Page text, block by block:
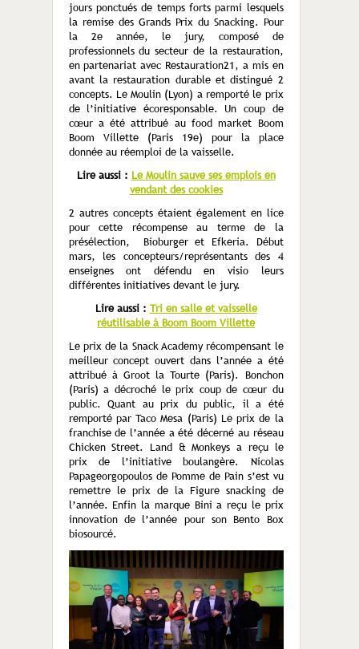
jours ponctués de temps forts parmi lesquels
la remise des Grands Prix du Snacking. Pour
la 2eannée, le jury, composé de
professionnels du secteur de la restauration,
en partenariat avec Restauration21, a mis en
avant la restauration durable et distingué 2
concepts. Le Moulin (Lyon) a remporté le prix
de l’initiative écoresponsable. Un coup de
cœur a été attribué au food market Boom
Boom Villette (Paris 19e) pour la place
donnée au réemploi de la vaisselle.
Lire aussi : Le Moulin sauve ses emplois en
vendant des cookies
2 autres concepts étaient également en lice
pour cette récompense au terme de la
présélection, Bioburger et Efkeria. Début
mars, les concepteurs/représentants des 4
enseignes ont défendu en visio leurs
différentes initiatives devant le jury.
Lire aussi : Tri en salle et vaisselle
réutilisable à Boom Boom Villette
Le prix de la Snack Academy récompensant le
meilleur concept ouvert dans l’année a été
attribué à Groot la Tourte (Paris). Bonchon
(Paris) a décroché le prix coup de cœur du
public. Quant au prix du public, il a été
remporté par Taco Mesa (Paris) Le prix de la
franchise de l’année a été décerné au réseau
Chicken Street. Land & Monkeys a reçu le
prix de l’initiative boulangère. Nicolas
Papageorgopoulos de Pomme de Pain s’est vu
remettre le prix de la Figure snacking de
l’année. Enfin la marque Bini a reçu le prix
innovation de l’année pour son Bento Box
biosourcé.